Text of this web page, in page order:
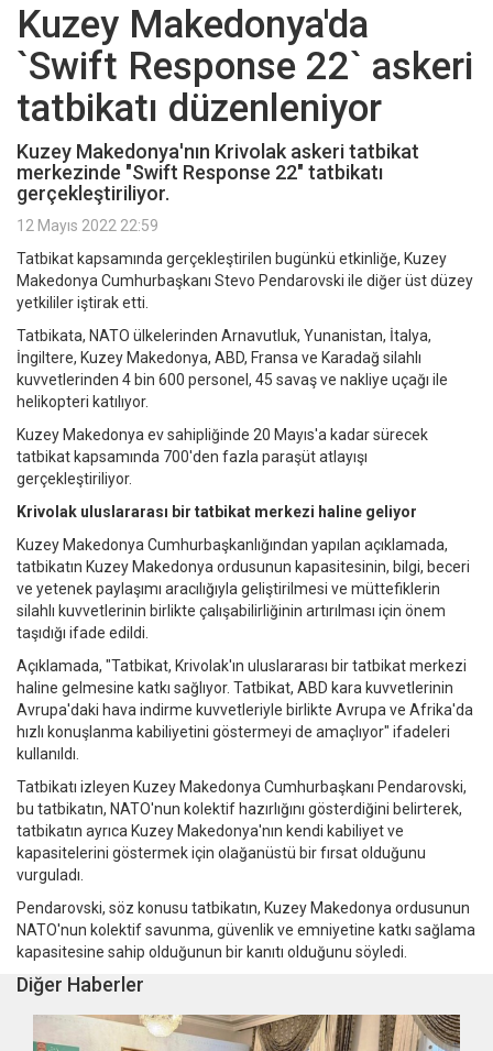
Kuzey Makedonya'da
`Swift Response 22` askeri
tatbikatı düzenleniyor
Kuzey Makedonya'nın Krivolak askeri tatbikat
merkezinde "Swift Response 22" tatbikatı
gerçekleştiriliyor.
12 Mayıs 2022 22:59
Tatbikat kapsamında gerçekleştirilen bugünkü etkinliğe, Kuzey
Makedonya Cumhurbaşkanı Stevo Pendarovski ile diğer üst düzey
yetkililer iştirak etti.
Tatbikata, NATO ülkelerinden Arnavutluk, Yunanistan, İtalya,
İngiltere, Kuzey Makedonya, ABD, Fransa ve Karadağ silahlı
kuvvetlerinden 4 bin 600 personel, 45 savaş ve nakliye uçağı ile
helikopteri katılıyor.
Kuzey Makedonya ev sahipliğinde 20 Mayıs'a kadar sürecek
tatbikat kapsamında 700'den fazla paraşüt atlayışı
gerçekleştiriliyor.
Krivolak uluslararası bir tatbikat merkezi haline geliyor
Kuzey Makedonya Cumhurbaşkanlığından yapılan açıklamada,
tatbikatın Kuzey Makedonya ordusunun kapasitesinin, bilgi, beceri
ve yetenek paylaşımı aracılığıyla geliştirilmesi ve müttefiklerin
silahlı kuvvetlerinin birlikte çalışabilirliğinin artırılması için önem
taşıdığı ifade edildi.
Açıklamada, "Tatbikat, Krivolak'ın uluslararası bir tatbikat merkezi
haline gelmesine katkı sağlıyor. Tatbikat, ABD kara kuvvetlerinin
Avrupa'daki hava indirme kuvvetleriyle birlikte Avrupa ve Afrika'da
hızlı konuşlanma kabiliyetini göstermeyi de amaçlıyor" ifadeleri
kullanıldı.
Tatbikatı izleyen Kuzey Makedonya Cumhurbaşkanı Pendarovski,
bu tatbikatın, NATO'nun kolektif hazırlığını gösterdiğini belirterek,
tatbikatın ayrıca Kuzey Makedonya'nın kendi kabiliyet ve
kapasitelerini göstermek için olağanüstü bir fırsat olduğunu
vurguladı.
Pendarovski, söz konusu tatbikatın, Kuzey Makedonya ordusunun
NATO'nun kolektif savunma, güvenlik ve emniyetine katkı sağlama
kapasitesine sahip olduğunun bir kanıtı olduğunu söyledi.
Diğer Haberler